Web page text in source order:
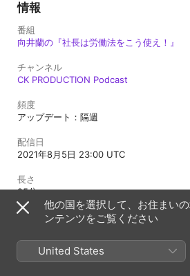
情報
番組
向井蘭の『社長は労働法をこう使え！』
チャンネル
CK PRODUCTION Podcast
頻度
アップデート：隔週
配信日
2021年8月5日 23:00 UTC
長さ
25分
制限指定
他の国を選択して、お住まい
ンテンツをご覧ください
United States